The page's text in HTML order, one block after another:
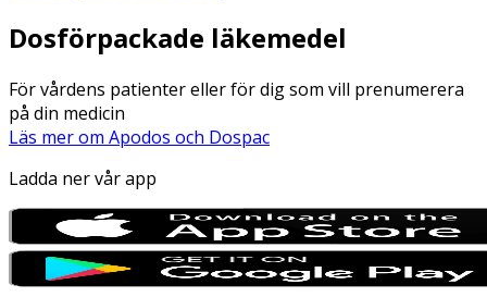
Dosförpackade läkemedel
För vårdens patienter eller för dig som vill prenumerera
på din medicin
Läs mer om Apodos och Dospac
Ladda ner vår app